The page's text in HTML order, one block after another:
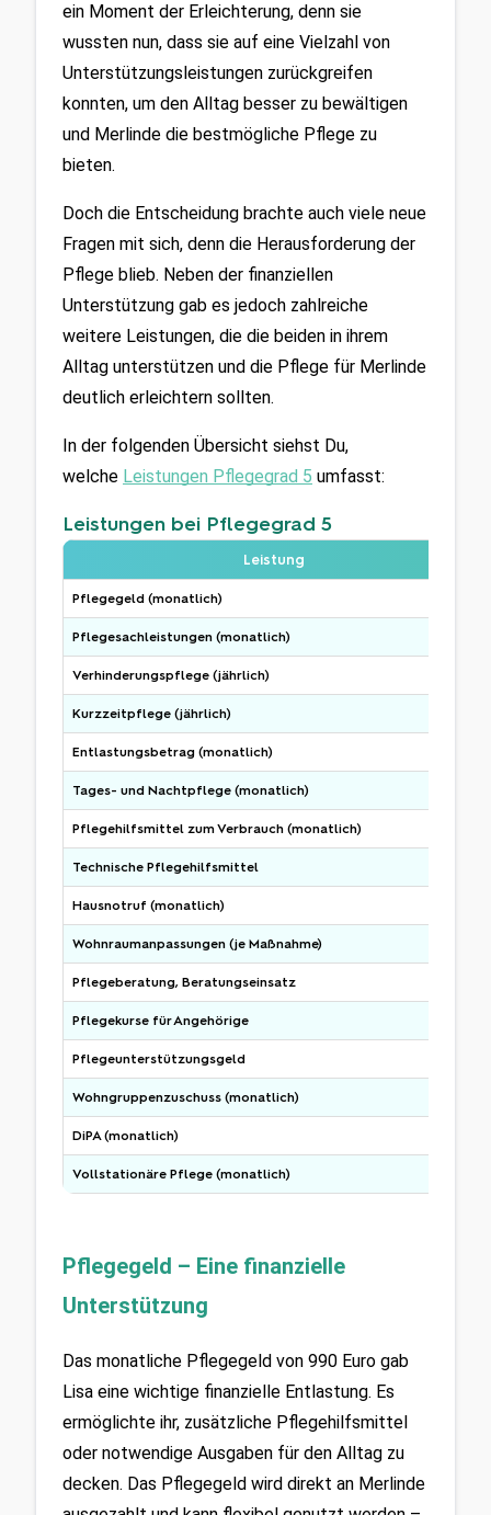
ein Moment der Erleichterung, denn sie
wussten nun, dass sie auf eine Vielzahl von
Unterstützungsleistungen zurückgreifen
konnten, um den Alltag besser zu bewältigen
und Merlinde die bestmögliche Pflege zu
bieten.
Doch die Entscheidung brachte auch viele neue
Fragen mit sich, denn die Herausforderung der
Pflege blieb. Neben der finanziellen
Unterstützung gab es jedoch zahlreiche
weitere Leistungen, die die beiden in ihrem
Alltag unterstützen und die Pflege für Merlinde
deutlich erleichtern sollten.
In der folgenden Übersicht siehst Du,
welche Leistungen Pflegegrad 5 umfasst:
Leistungen bei Pflegegrad 5
Leistung
Pflegegeld (monatlich)
Pflegesachleistungen (monatlich)
Verhinderungspflege (jährlich)
Kurzzeitpflege (jährlich)
Entlastungsbetrag (monatlich)
Tages- und Nachtpflege (monatlich)
Pflegehilfsmittel zum Verbrauch (monatlich)
Technische Pflegehilfsmittel
Hausnotruf (monatlich)
Wohnraumanpassungen (je Maßnahme)
Pflegeberatung, Beratungseinsatz
Pflegekurse für Angehörige
Pflegeunterstützungsgeld
Wohngruppenzuschuss (monatlich)
DiPA (monatlich)
Vollstationäre Pflege (monatlich)
Pflegegeld – Eine finanzielle
Unterstützung
Das monatliche Pflegegeld von 990 Euro gab
Lisa eine wichtige finanzielle Entlastung. Es
ermöglichte ihr, zusätzliche Pflegehilfsmittel
oder notwendige Ausgaben für den Alltag zu
decken. Das Pflegegeld wird direkt an Merlinde